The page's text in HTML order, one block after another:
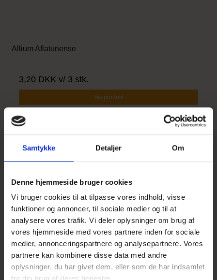
Samtykke Detaljer Om
Denne hjemmeside bruger cookies
Vi bruger cookies til at tilpasse vores indhold, visse
funktioner og annoncer, til sociale medier og til at
analysere vores trafik. Vi deler oplysninger om brug af
vores hjemmeside med vores partnere inden for sociale
medier, annonceringspartnere og analysepartnere. Vores
partnere kan kombinere disse data med andre
oplysninger, du har givet dem, eller som de har indsamlet
Allium Aflatunense
3,20 DKK v/ 3 stk.
Vis produkt
UDSOLGT